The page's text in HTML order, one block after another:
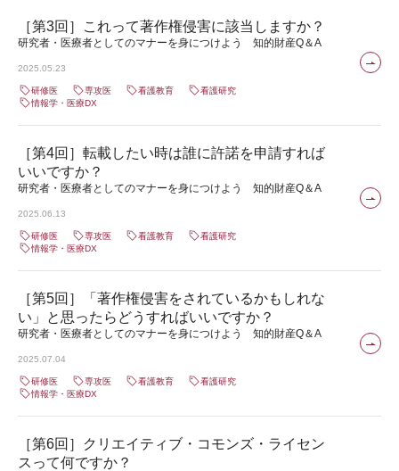
［第3回］これって著作権侵害に該当しますか？
研究者・医療者としてのマナーを身につけよう 知的財産Q＆A
2025.05.23
研修医 専攻医 看護教育
看護研究
情報学・医療DX
［第4回］転載したい時は誰に許諾を申請すれば
いいですか？
研究者・医療者としてのマナーを身につけよう 知的財産Q＆A
2025.06.13
研修医 専攻医 看護教育
看護研究
情報学・医療DX
［第5回］「著作権侵害をされているかもしれな
い」と思ったらどうすればいいですか？
研究者・医療者としてのマナーを身につけよう 知的財産Q＆A
2025.07.04
研修医 専攻医 看護教育
看護研究
情報学・医療DX
［第6回］クリエイティブ・コモンズ・ライセン
スって何ですか？